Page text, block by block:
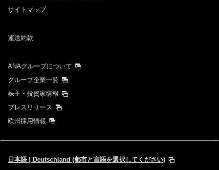
サイトマップ
運送約款
ANAグループについて
グループ企業一覧
株主・投資家情報
プレスリリース
欧州採用情報
日本語 | Deutschland (都市と言語を選択してください)